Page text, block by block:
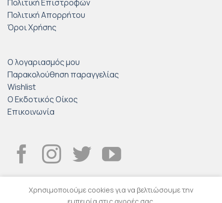
Πολιτική Επιστροφών
Πολιτική Απορρήτου
Όροι Χρήσης
Ο λογαριασμός μου
Παρακολούθηση παραγγελίας
Wishlist
Ο Εκδοτικός Οίκος
Επικοινωνία
Χρησιμοποιούμε cookies για να βελτιώσουμε την